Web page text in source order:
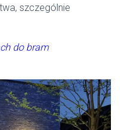
szczególnie
do bram